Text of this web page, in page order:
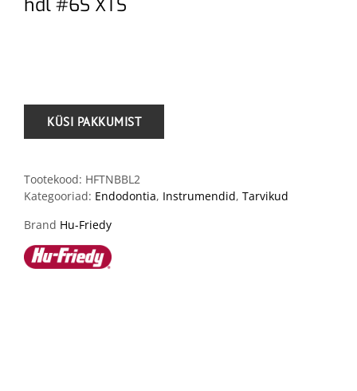
Tootekood: HFTNBBL2
Kategooriad: Endodontia, Instrumendid, Tarvikud
Brand Hu-Friedy